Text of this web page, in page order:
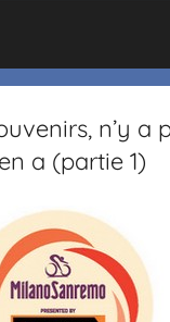
n’y a
a (partie 1)